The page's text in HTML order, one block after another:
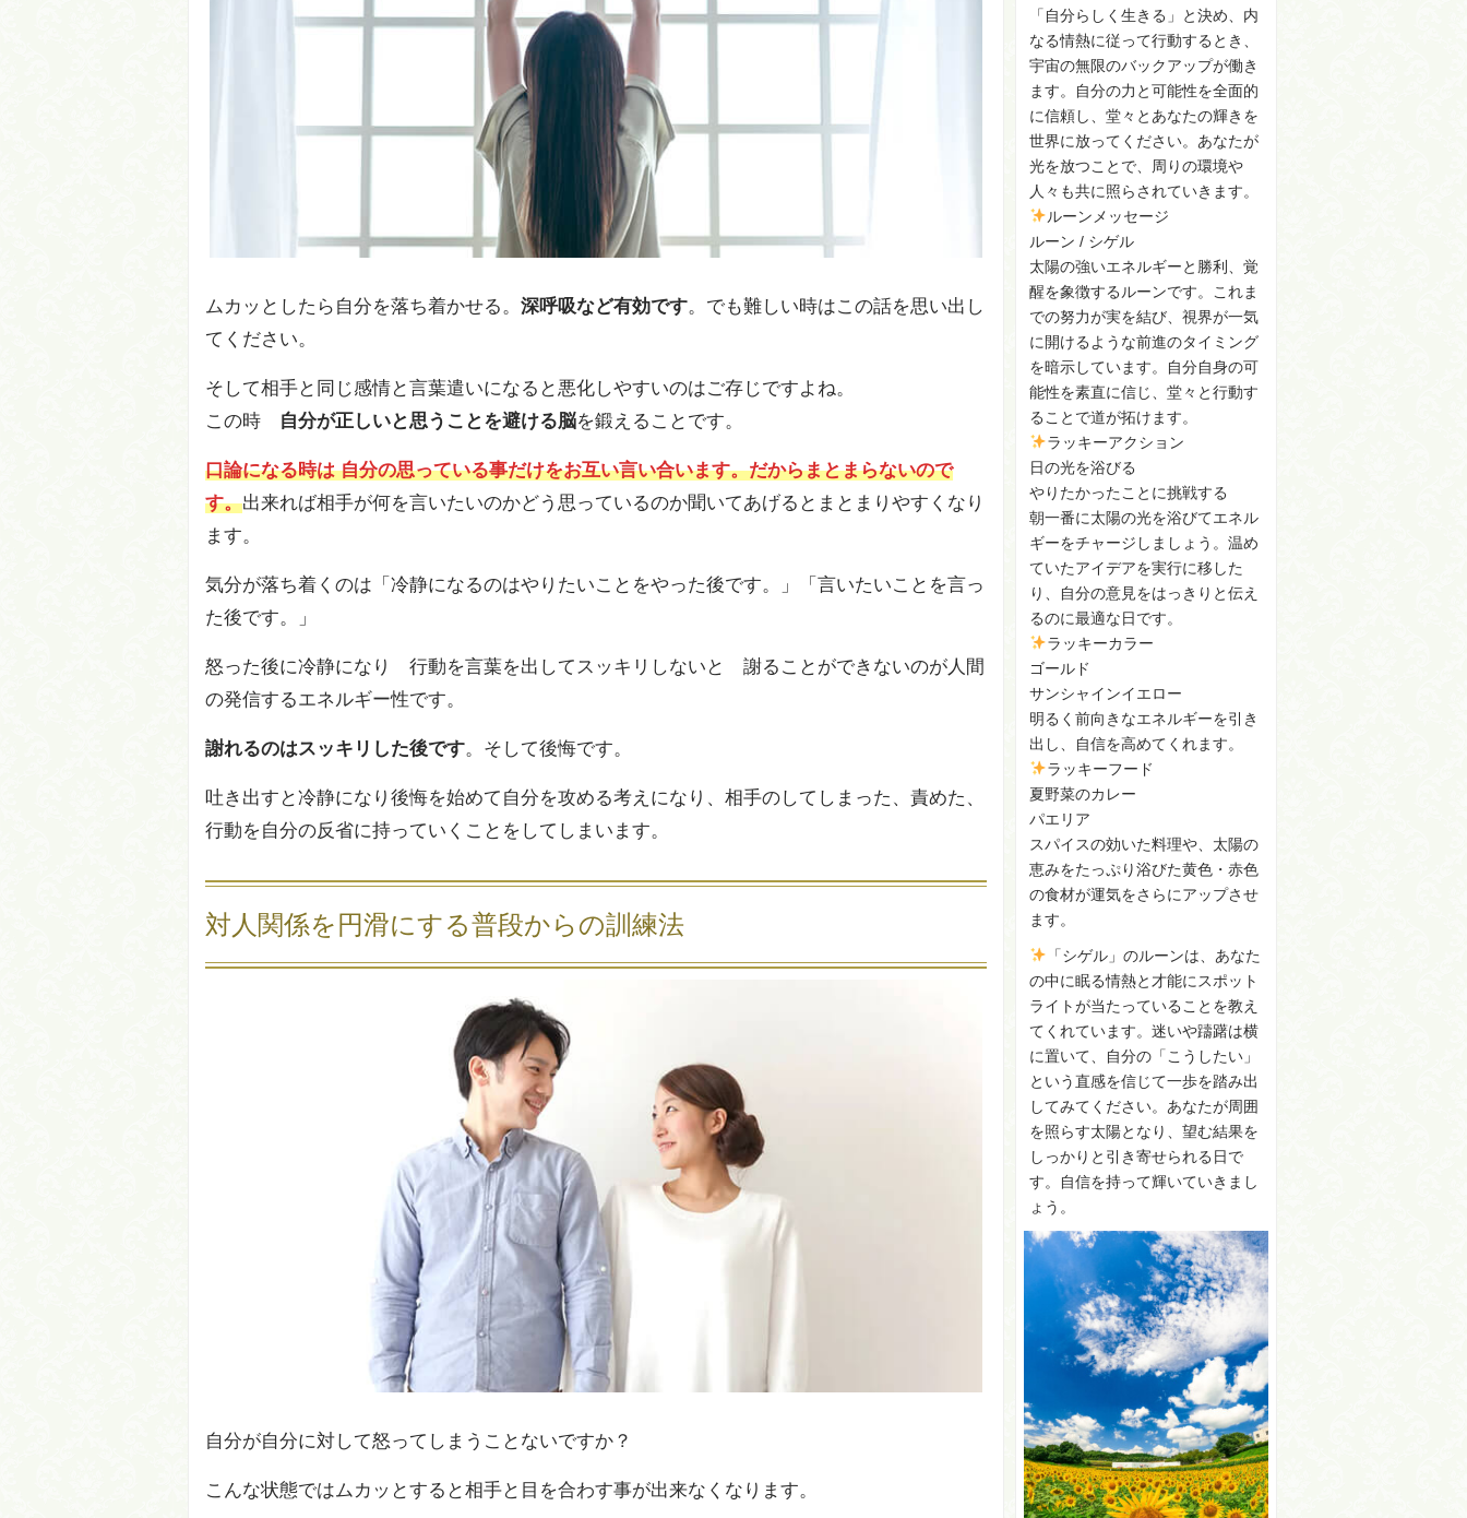
ムカッとしたら自分を落ち着かせる。 深呼吸など有効です。でも難しい時はこの話を思い出し
てください。
そして相手と同じ感情と言葉遣いになると悪化しやすいのはご存じですよね。
この時
自分が正しいと思うことを避ける脳を鍛えることです。
口論になる時は 自分の思っている事だけをお互い言い合います。だからまとまらないので
す。出来れば相手が何を言いたいのかどう思っているのか聞いてあげるとまとまりやすくなり
ます。
気分が落ち着くのは「冷静になるのはやりたいことをやった後です。」「言いたいことを言っ
た後です。」
怒った後に冷静になり 行動を言葉を出してスッキリしないと 謝ることができないのが人間
の発信するエネルギー性です。
謝れるのはスッキリした後です。そして後悔です。
吐き出すと冷静になり後悔を始めて自分を攻める考えになり、相手のしてしまった、責めた、
行動を自分の反省に持っていくことをしてしまいます。
対人関係を円滑にする普段からの訓練法
自分が自分に対して怒ってしまうことないですか？
こんな状態ではムカッとすると相手と目を合わす事が出来なくなります。
「自分らしく生きる」と決め、内
なる情熱に従って行動するとき、
宇宙の無限のバックアップが働き
ます。自分の力と可能性を全面的
に信頼し、堂々とあなたの輝きを
世界に放ってください。あなたが
光を放つことで、周りの環境や
人々も共に照らされていきます。
ルーンメッセージ
ルーン / シゲル
太陽の強いエネルギーと勝利、覚
醒を象徴するルーンです。これま
での努力が実を結び、視界が一気
に開けるような前進のタイミング
を暗示しています。自分自身の可
能性を素直に信じ、堂々と行動す
ることで道が拓けます。
ラッキーアクション
日の光を浴びる
やりたかったことに挑戦する
朝一番に太陽の光を浴びてエネル
ギーをチャージしましょう。温め
ていたアイデアを実行に移した
り、自分の意見をはっきりと伝え
るのに最適な日です。
ラッキーカラー
ゴールド
サンシャインイエロー
明るく前向きなエネルギーを引き
出し、自信を高めてくれます。
ラッキーフード
夏野菜のカレー
パエリア
スパイスの効いた料理や、太陽の
恵みをたっぷり浴びた黄色・赤色
の食材が運気をさらにアップさせ
ます。
「シゲル」のルーンは、あなた
の中に眠る情熱と才能にスポット
ライトが当たっていることを教え
てくれています。迷いや躊躇は横
に置いて、自分の「こうしたい」
という直感を信じて一歩を踏み出
してみてください。あなたが周囲
を照らす太陽となり、望む結果を
しっかりと引き寄せられる日で
す。自信を持って輝いていきまし
ょう。